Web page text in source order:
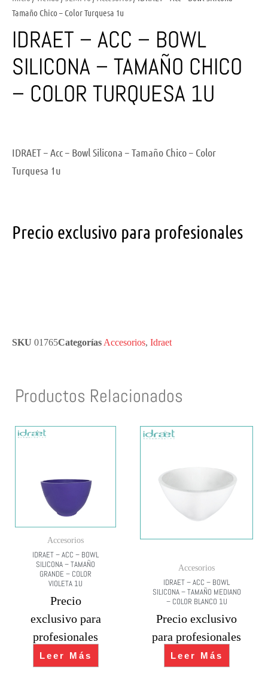
Tamaño Chico – Color Turquesa 1u
IDRAET – ACC – BOWL
SILICONA – TAMAÑO CHICO
– COLOR TURQUESA 1U
IDRAET – Acc – Bowl Silicona – Tamaño Chico – Color
Turquesa 1u
Precio exclusivo para profesionales
SKU 01765CategoríasAccesorios, Idraet
Productos Relacionados
Accesorios
IDRAET – ACC – BOWL
SILICONA – TAMAÑO
GRANDE – COLOR
VIOLETA 1U
Precio
exclusivo para
profesionales
Leer Más
Accesorios
IDRAET – ACC – BOWL
SILICONA – TAMAÑO MEDIANO
– COLOR BLANCO 1U
Precio exclusivo
para profesionales
Leer Más